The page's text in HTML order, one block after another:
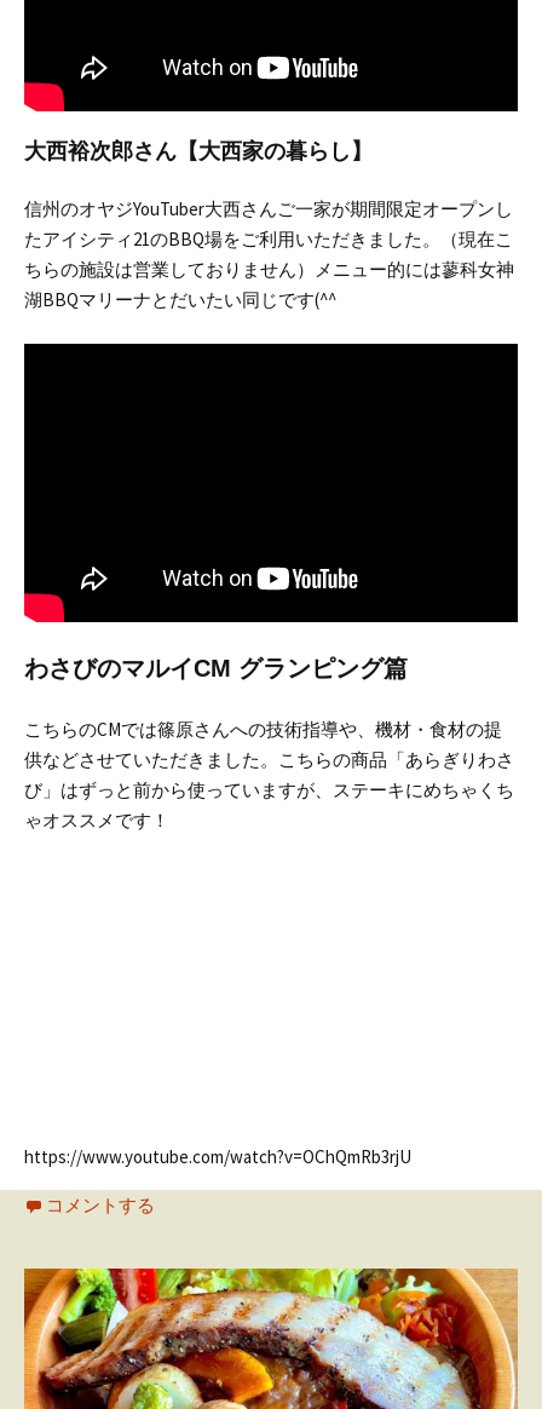
大西裕次郎さん【大西家の暮らし】
信州のオヤジYouTuber大西さんご一家が期間限定オープンし
たアイシティ21のBBQ場をご利用いただきました。（現在こ
ちらの施設は営業しておりません） メニュー的には蓼科女神
湖BBQマリーナとだいたい同じです(^^ゞ
わさびのマルイCM グランピング篇
こちらのCMでは篠原さんへの技術指導や、機材・食材の提
供などさせていただきました。
こちらの商品「あらぎりわさ
び」はずっと前から使っていますが、ステーキにめちゃくち
ゃオススメです！
https://www.youtube.com/watch?v=OChQmRb3rjU
コメントする